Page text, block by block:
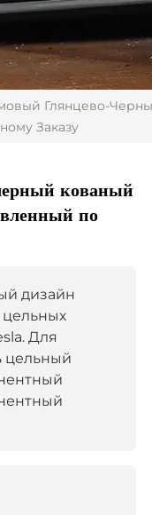
Глянцево-
Заказу
кованый
по
дизайн
цельных
Для
цельный